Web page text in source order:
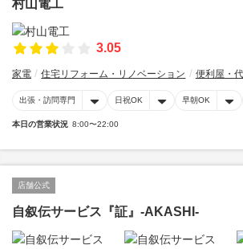
村山電工
3.05
家電 住宅リフォーム・リノベーション 便利屋・
出張・訪問専門 日祝OK 早朝OK
本日の営業状況 8:00〜22:00
店舗公式
自叙伝サービス『証』-AKASHI-